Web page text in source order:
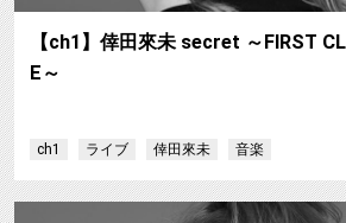
【ch1】倖田來未 secret ～FIRST
E～
ch1 ライブ 倖田來未 音楽